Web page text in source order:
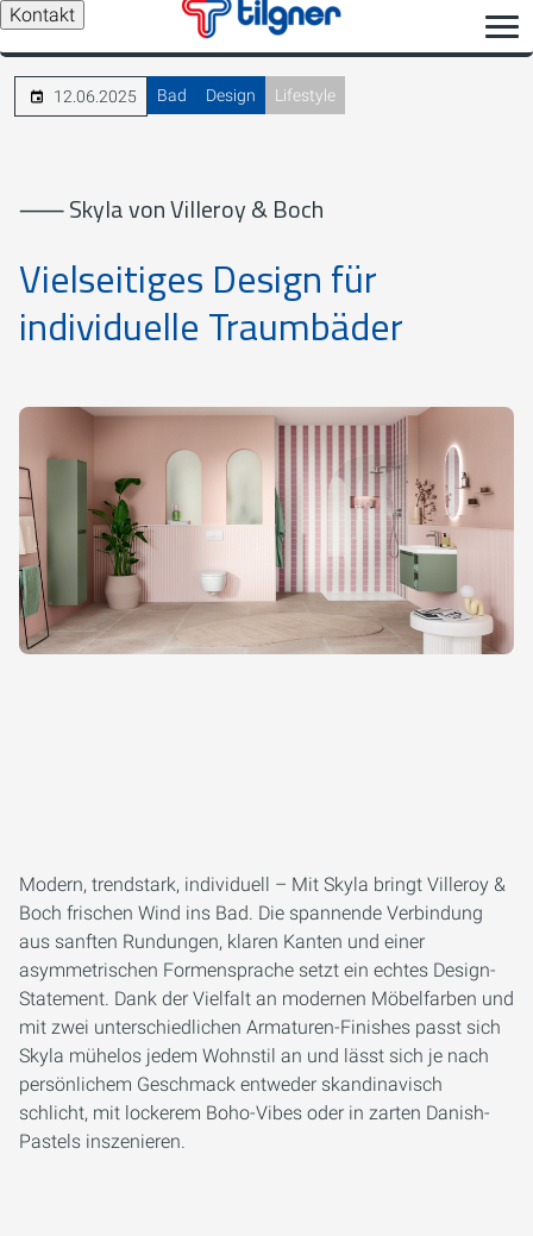
Kontakt
12.06.2025 Bad Design Lifestyle
⸺ Skyla von Villeroy & Boch
Vielseitiges Design für
individuelle Traumbäder
Modern, trendstark, individuell – Mit Skyla bringt Villeroy &
Boch frischen Wind ins Bad. Die spannende Verbindung
aus sanften Rundungen, klaren Kanten und einer
asymmetrischen Formensprache setzt ein echtes Design-
Statement. Dank der Vielfalt an modernen Möbelfarben und
mit zwei unterschiedlichen Armaturen-Finishes passt sich
Skyla mühelos jedem Wohnstil an und lässt sich je nach
persönlichem Geschmack entweder skandinavisch
schlicht, mit lockerem Boho-Vibes oder in zarten Danish-
Pastels inszenieren.